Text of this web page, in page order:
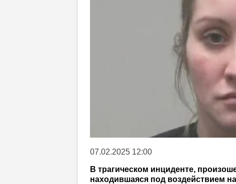
07.02.2025 12:00
В трагическом инциденте,
находившаяся под воздействием